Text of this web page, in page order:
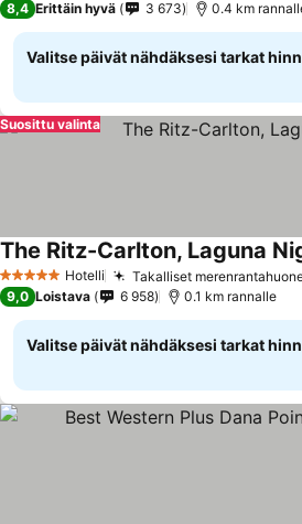
8,4 Erittäin hyvä 3 673 0.4 km
Valitse päivät nähdäksesi tarkat
Suosittu valinta
5 Tähtiluokitus
Hotelli Takalliset
The Ritz-Carlton, Laguna
9,0 Loistava 6 958 0.1 km rannalle
Valitse päivät nähdäksesi tarkat